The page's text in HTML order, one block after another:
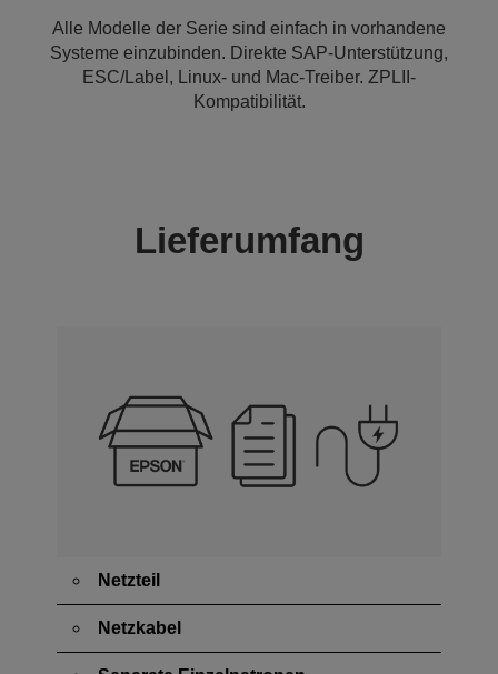
Alle Modelle der Serie sind einfach in vorhandene
Systeme einzubinden. Direkte SAP-Unterstützung,
ESC/Label, Linux- und Mac-Treiber. ZPLII-
Kompatibilität.
Lieferumfang
Netzteil
Netzkabel